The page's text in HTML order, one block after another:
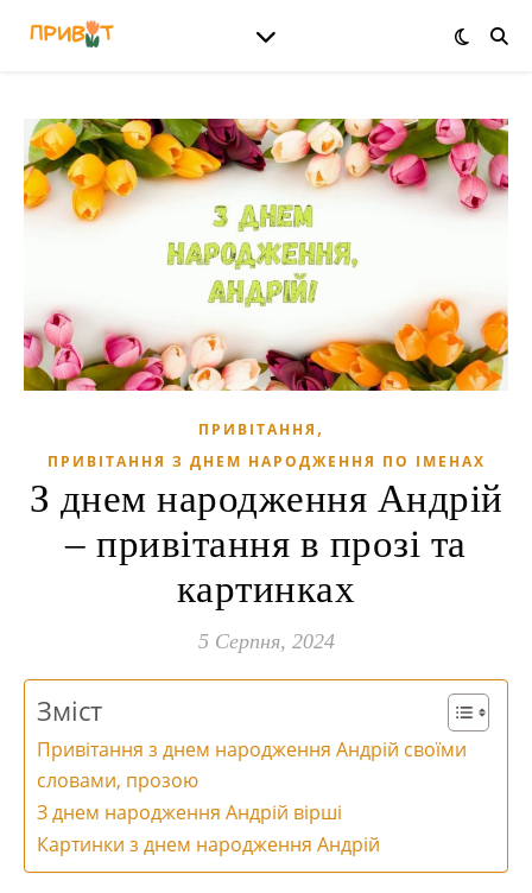
ПРИВІТАННЯ ,
ПРИВІТАННЯ З ДНЕМ НАРОДЖЕННЯ ПО ІМЕНАХ
З днем народження Андрій
– привітання в прозі та
картинках
5 Серпня, 2024
Зміст
Привітання з днем народження Андрій своїми
словами, прозою
З днем народження Андрій вірші
Картинки з днем народження Андрій